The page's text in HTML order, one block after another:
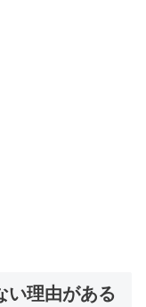
い理由がある